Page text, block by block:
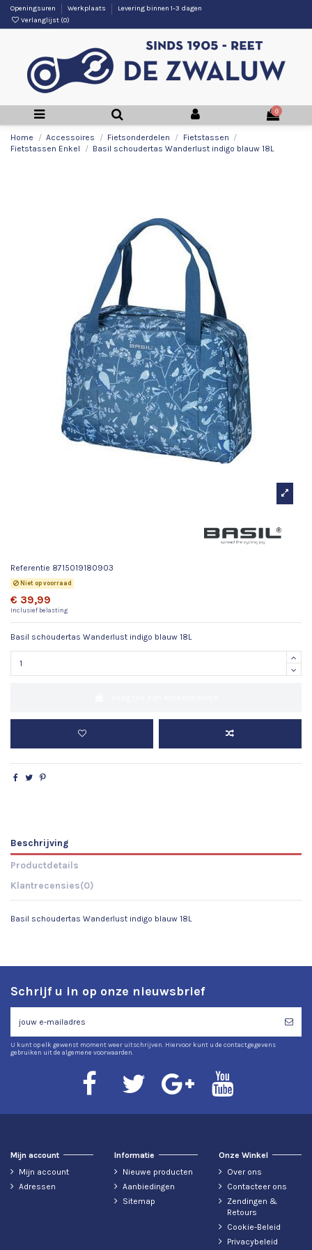
Openingsuren Werkplaats
Levering binnen 1-3 dagen
Verlanglijst (0)
0
Home Accessoires Fietsonderdelen
Fietstassen
Fietstassen Enkel
Basil schoudertas Wanderlust indigo blauw 18L
Referentie 8715019180903
Niet op voorraad
€ 39,99
Inclusief belasting
Basil schoudertas Wanderlust indigo blauw 18L
Beschrijving
Productdetails
Klantrecensies(0)
Basil schoudertas Wanderlust indigo blauw 18L
Schrijf u in op onze nieuwsbrief
U kunt op elk gewenst moment weer uitschrijven. Hiervoor kunt u de contactgegevens
gebruiken uit de algemene voorwaarden.
Mijn account
Mijn account
Adressen
Informatie
Nieuwe producten
Aanbiedingen
Sitemap
Onze Winkel
Over ons
Contacteer ons
Zendingen &
Retours
Cookie-Beleid
Privacybeleid